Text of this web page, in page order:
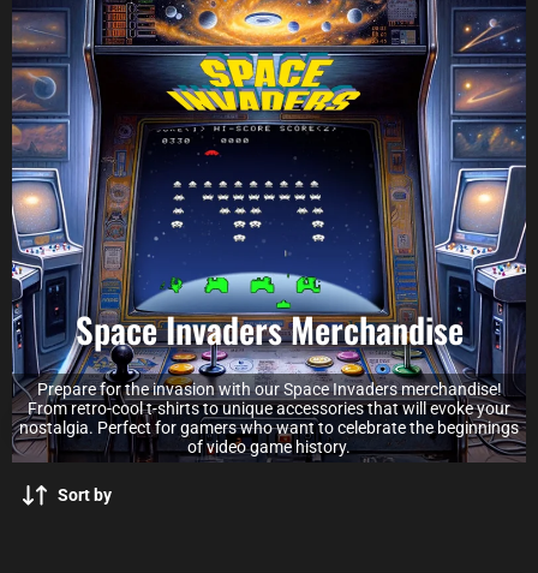
Space Invaders Merchandise
Prepare for the invasion with our Space Invaders merchandise!
From retro-cool t-shirts to unique accessories that will evoke your
nostalgia. Perfect for gamers who want to celebrate the beginnings
of video game history.
Sort by